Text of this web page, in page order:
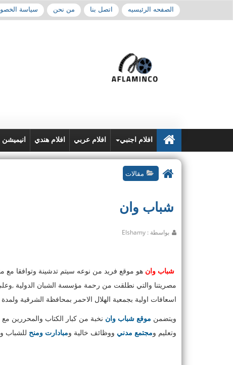
الصفحه الرئيسيه اتصل بنا من نحن سياسة
افلام اجنبي افلام عربي افلام هندي انيميشن
مقالات
شباب وان
بواسطة : Elshamy
شباب وان
مصريتنا والتي نطلقت من رحمة مؤسسة الشبان الدولية
اسعافات اولية بجمعية الهلال الاحمر بمحافظة الشرقية ولمدة 3 ايام لعدد من الشباب ورواد العمل الاهلي بالمحافظة .
ويتضمن موقع شباب وان نخبة من كبار الكتاب والمحررين
وتعليم ومجتمع مدني ووظائف خالية ومبادارت ومنح للشباب